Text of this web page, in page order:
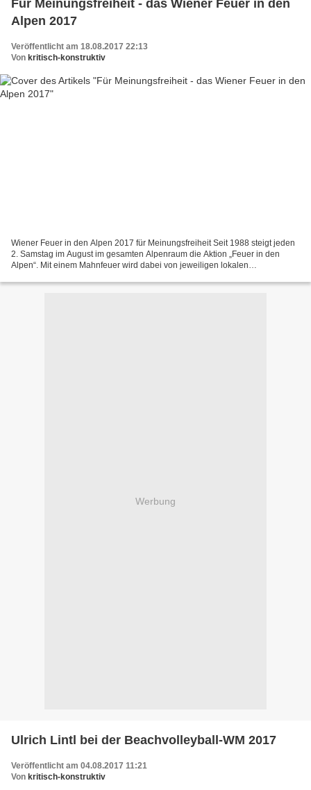
Für Meinungsfreiheit - das Wiener Feuer in den
Alpen 2017
Veröffentlicht am 18.08.2017 22:13
Von kritisch-konstruktiv
Wiener Feuer in den Alpen 2017 für Meinungsfreiheit Seit 1988 steigt jeden
2. Samstag im August im gesamten Alpenraum die Aktion „Feuer in den
Alpen“. Mit einem Mahnfeuer wird dabei von jeweiligen lokalen
Werbung
Ulrich Lintl bei der Beachvolleyball-WM 2017
Veröffentlicht am 04.08.2017 11:21
Von kritisch-konstruktiv